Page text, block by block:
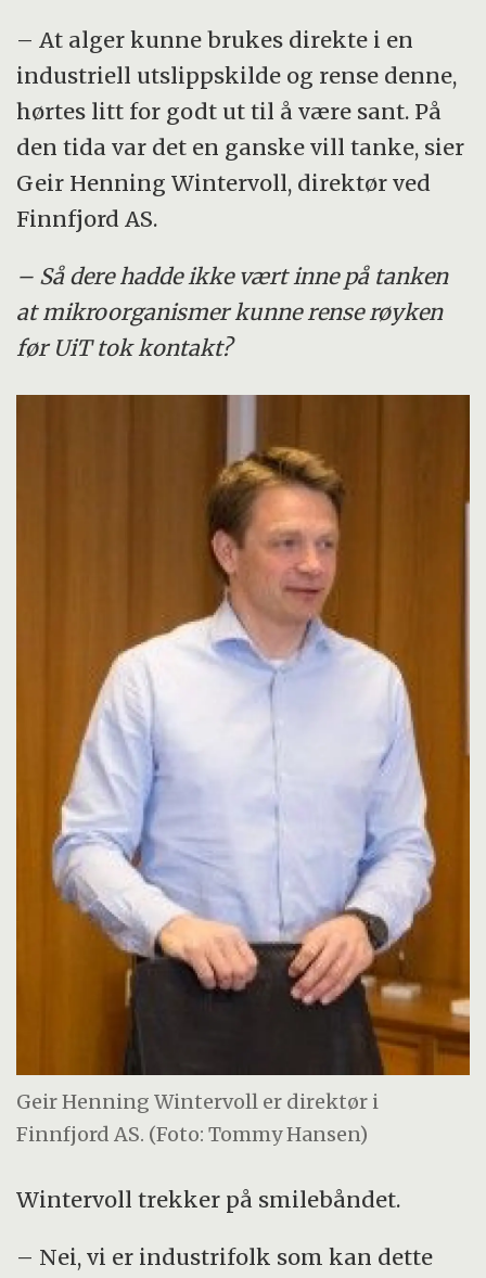
– At alger kunne brukes direkte i en
industriell utslippskilde og rense denne,
hørtes litt for godt ut til å være sant. På
den tida var det en ganske vill tanke, sier
Geir Henning Wintervoll, direktør ved
Finnfjord AS.
– Så dere hadde ikke vært inne på tanken
at mikroorganismer kunne rense røyken
før UiT tok kontakt?
Geir Henning Wintervoll er direktør i
Finnfjord AS. (Foto: Tommy Hansen)
Wintervoll trekker på smilebåndet.
– Nei, vi er industrifolk som kan dette